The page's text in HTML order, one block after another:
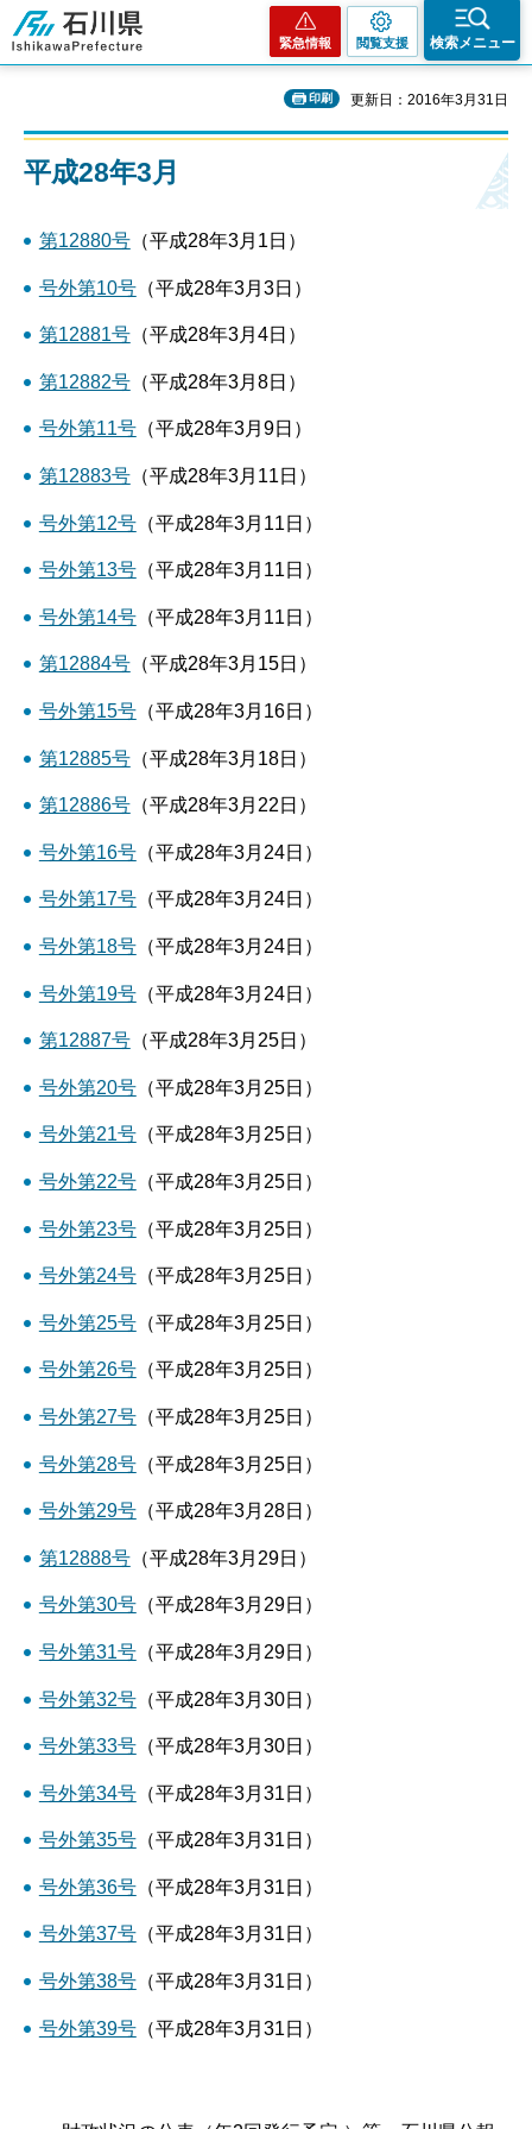
石川県
緊急情報 閲覧支援 検索メニュー
印刷 更新日：2016年3月31日
平成28年3月
第12880号（平成28年3月1日）
号外第10号（平成28年3月3日）
第12881号（平成28年3月4日）
第12882号（平成28年3月8日）
号外第11号（平成28年3月9日）
第12883号（平成28年3月11日）
号外第12号（平成28年3月11日）
号外第13号（平成28年3月11日）
号外第14号（平成28年3月11日）
第12884号（平成28年3月15日）
号外第15号（平成28年3月16日）
第12885号（平成28年3月18日）
第12886号（平成28年3月22日）
号外第16号（平成28年3月24日）
号外第17号（平成28年3月24日）
号外第18号（平成28年3月24日）
号外第19号（平成28年3月24日）
第12887号（平成28年3月25日）
号外第20号（平成28年3月25日）
号外第21号（平成28年3月25日）
号外第22号（平成28年3月25日）
号外第23号（平成28年3月25日）
号外第24号（平成28年3月25日）
号外第25号（平成28年3月25日）
号外第26号（平成28年3月25日）
号外第27号（平成28年3月25日）
号外第28号（平成28年3月25日）
号外第29号（平成28年3月28日）
第12888号（平成28年3月29日）
号外第30号（平成28年3月29日）
号外第31号（平成28年3月29日）
号外第32号（平成28年3月30日）
号外第33号（平成28年3月30日）
号外第34号（平成28年3月31日）
号外第35号（平成28年3月31日）
号外第36号（平成28年3月31日）
号外第37号（平成28年3月31日）
号外第38号（平成28年3月31日）
号外第39号（平成28年3月31日）